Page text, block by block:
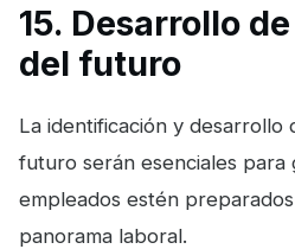
15. Desarrollo
del futuro
La identificación y desarrollo
futuro serán esenciales para
empleados estén
panorama laboral.